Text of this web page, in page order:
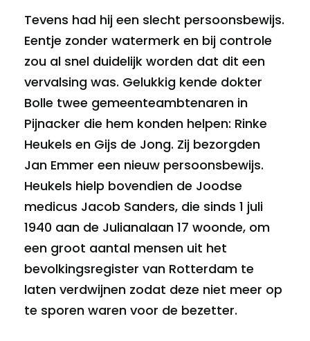
Tevens had hij een slecht persoonsbewijs.
Eentje zonder watermerk en bij controle
zou al snel duidelijk worden dat dit een
vervalsing was. Gelukkig kende dokter
Bolle twee gemeenteambtenaren in
Pijnacker die hem konden helpen: Rinke
Heukels en Gijs de Jong. Zij bezorgden
Jan Emmer een nieuw persoonsbewijs.
Heukels hielp bovendien de Joodse
medicus Jacob Sanders, die sinds 1 juli
1940 aan de Julianalaan 17 woonde, om
een groot aantal mensen uit het
bevolkingsregister van Rotterdam te
laten verdwijnen zodat deze niet meer op
te sporen waren voor de bezetter.